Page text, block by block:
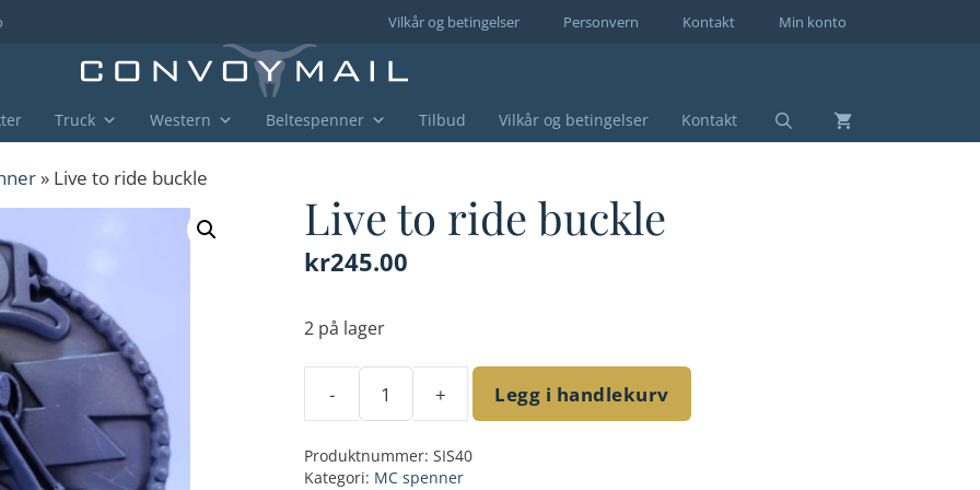
Min konto
Kontakt
Personvern
Vilkår og betingelser
Truck Western Beltespenner Tilbud Vilkår og betingelser Kontakt
» Live to ride buckle
Live to ride buckle
kr245.00
2 på lager
-
ride
+ Legg i handlekurv
Produktnummer: SIS40
Kategori: MC spenner